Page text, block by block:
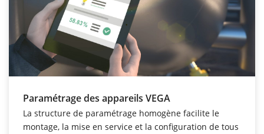
Paramétrage des appareils VEGA
La structure de paramétrage homogène facilite le
montage, la mise en service et la configuration de tous